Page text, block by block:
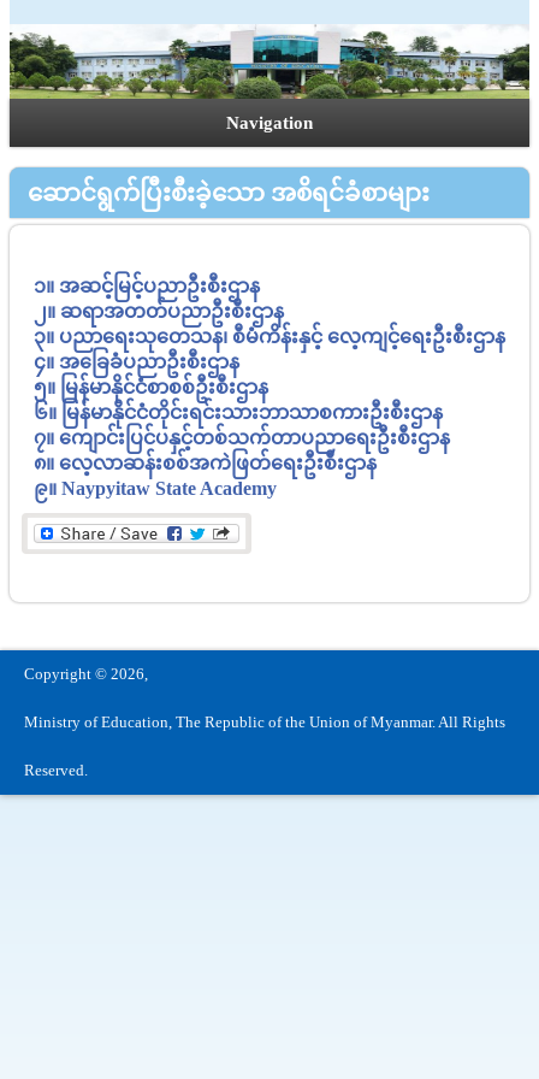
Navigation
ဆောင်ရွက်ပြီးစီးခဲ့သော အစိရင်ခံစာများ
၁။ ‌အဆင့်မြင့်ပညာဦးစီးဌာန
၂။ ဆရာအတတ်ပညာဦးစီးဌာန
၃။ ပညာရေးသုတေသန၊ စီမံကိန်းနှင့် လေ့ကျင့်ရေးဦးစီးဌာန
၄။ အခြေခံပညာဦးစီးဌာန
၅။ မြန်မာနိုင်ငံစာစစ်ဦးစီးဌာန
၆။ မြန်မာနိုင်ငံတိုင်းရင်းသားဘာသာစကားဦးစီးဌာန
၇။ ကျောင်းပြင်ပနှင့်တစ်သက်တာပညာရေးဦးစီးဌာန
၈။ လေ့လာဆန်းစစ်အကဲဖြတ်ရေးဦးစီးဌာန
၉။ Naypyitaw State Academy
Copyright © 2026,
Ministry of Education, The Republic of the Union of Myanmar. All Rights
Reserved.